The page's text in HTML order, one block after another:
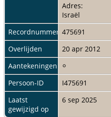
Adres:
Israël
Recordnummer 475691
Overlijden
20 apr 2012
Aantekeningen
Persoon-ID
I475691
Laatst
gewijzigd op
6 sep 2025